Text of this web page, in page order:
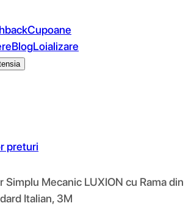
Cupoane
BlogLoializare
preturi
Simplu Mecanic LUXION cu Rama din
Italian, 3M